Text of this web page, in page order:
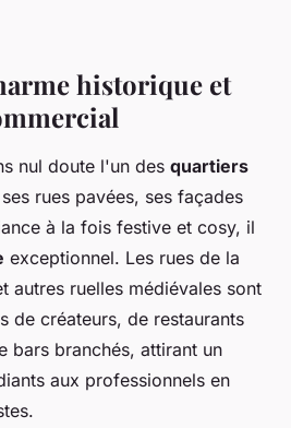
historique et
nul doute l'un des quartiers
rues pavées, ses façades
à la fois festive et cosy, il
exceptionnel. Les rues de la
autres ruelles médiévales sont
de créateurs, de restaurants
bars branchés, attirant un
aux professionnels en